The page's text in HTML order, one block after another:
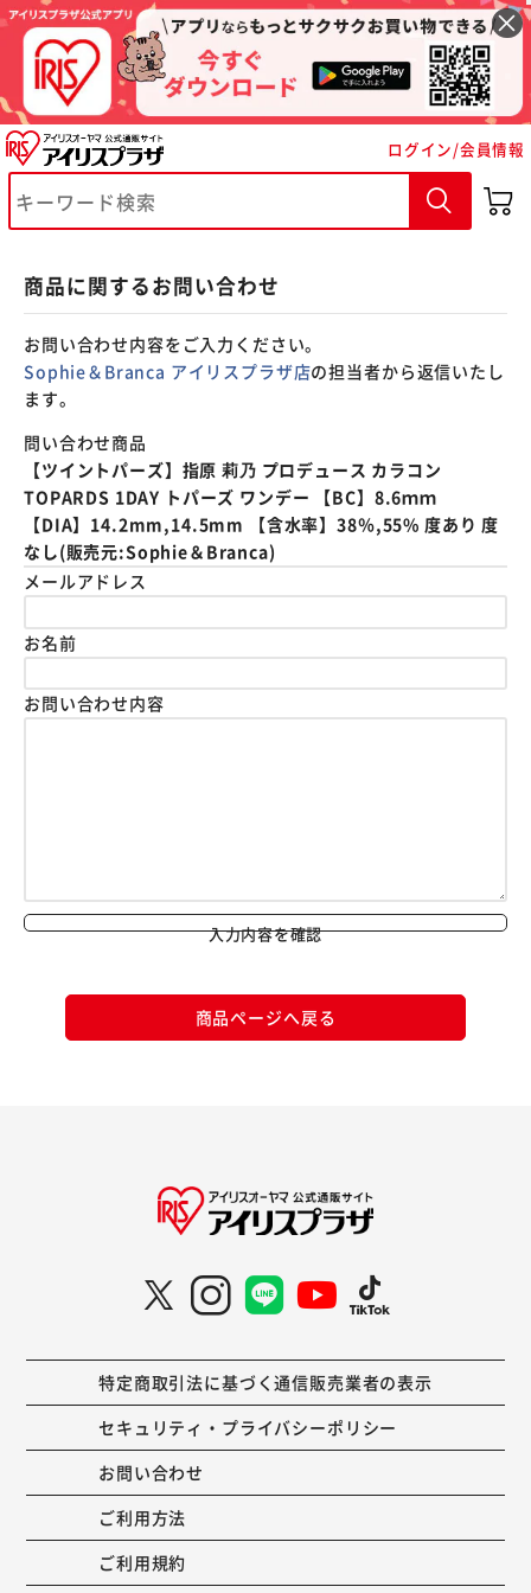
ログイン/会員情報
商品に関するお問い合わせ
お問い合わせ内容をご入力ください。
Sophie＆Branca アイリスプラザ店の担当者から返信いたし
ます。
問い合わせ商品
【ツイントパーズ】指原 莉乃 プロデュース カラコン
TOPARDS 1DAY トパーズ ワンデー 【BC】8.6ｍｍ
【DIA】14.2mm,14.5mm 【含水率】38％,55% 度あり 度
なし(販売元:Sophie＆Branca)
メールアドレス
お名前
お問い合わせ内容
入力内容を確認
商品ページへ戻る
特定商取引法に基づく通信販売業者の表示
セキュリティ・プライバシーポリシー
お問い合わせ
ご利用方法
ご利用規約
※ご確認ください
カートに入れる